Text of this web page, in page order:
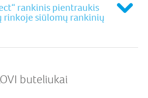
rankinis pientraukis
rinkoje siūlomų rankinių
buteliukai